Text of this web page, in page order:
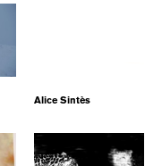
Alice Sintès